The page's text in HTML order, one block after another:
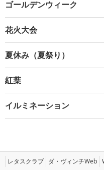
ゴールデンウィーク
花火大会
夏休み（夏祭り）
紅葉
イルミネーション
レタスクラブ ダ・ヴィンチWeb